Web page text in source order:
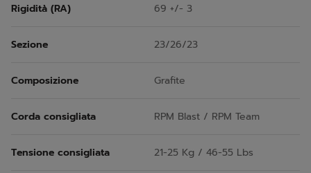
Rigidità (RA) 69 +/- 3
Sezione 23/26/23
Composizione Grafite
Corda consigliata RPM Blast / RPM Team
Tensione consigliata 21-25 Kg / 46-55 Lbs